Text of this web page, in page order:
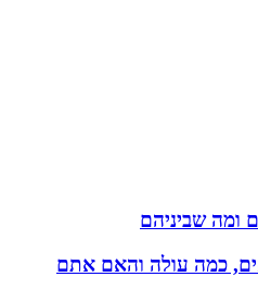
ומה שביניהם
כמה עולה והאם אתם